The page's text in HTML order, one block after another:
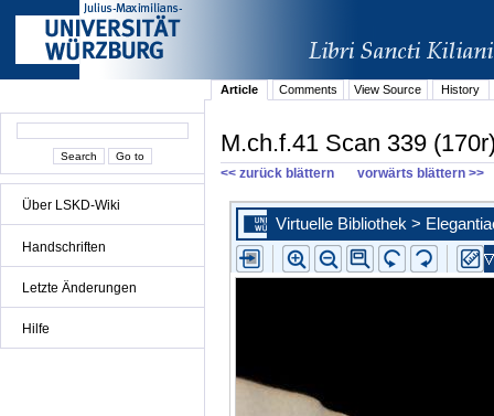
Über LSKD-Wiki
Handschriften
Letzte Änderungen
Hilfe
Article Comments View Source History
M.ch.f.41 Scan 339
<< zurück blättern vorwärts blättern >>